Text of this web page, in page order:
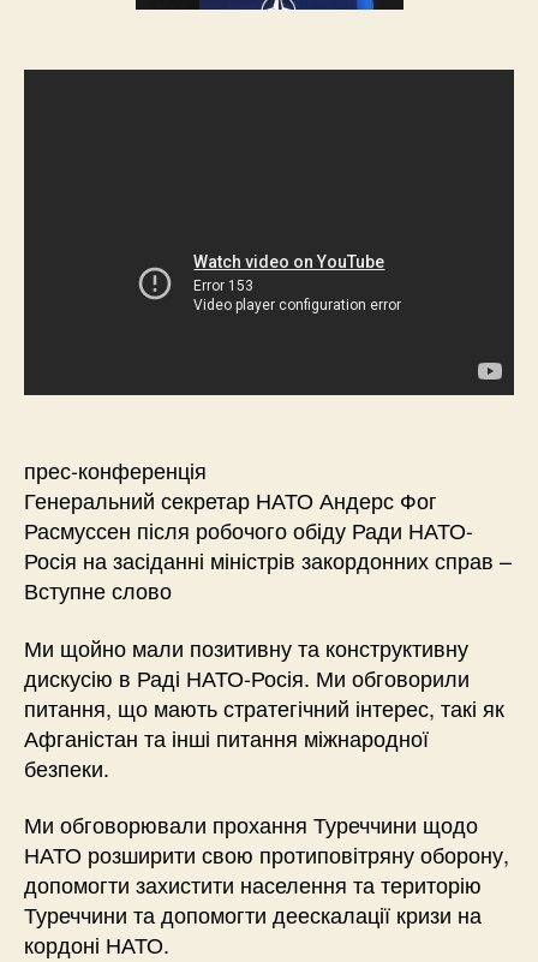
прес-конференція
Генеральний секретар НАТО Андерс Фог
Расмуссен після робочого обіду Ради НАТО-
Росія на засіданні міністрів закордонних справ –
Вступне слово
Ми щойно мали позитивну та конструктивну
дискусію в Раді НАТО-Росія. Ми обговорили
питання, що мають стратегічний інтерес, такі як
Афганістан та інші питання міжнародної
безпеки.
Ми обговорювали прохання Туреччини щодо
НАТО розширити свою протиповітряну оборону,
допомогти захистити населення та територію
Туреччини та допомогти деескалації кризи на
кордоні НАТО.